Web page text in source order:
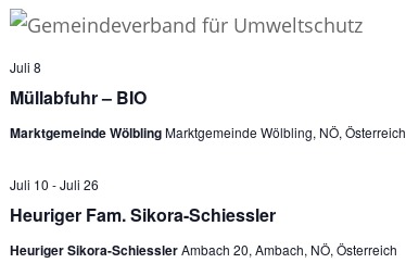
Müllabfuhr – BIO
Juli 8
Marktgemeinde WölblingMarktgemeinde Wölbling, NÖ, Österreich
Heuriger Fam. Sikora-Schiessler
Juli 10 -Juli 26
Heuriger Sikora-SchiesslerAmbach 20, Ambach, NÖ, Österreich